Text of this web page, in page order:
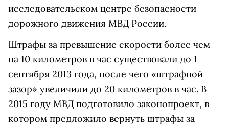
исследовательском центре безопасности
дорожного движения МВД России.
Штрафы за превышение скорости более чем
на 10 километров в час существовали до 1
сентября 2013 года, после чего «штрафной
зазор» увеличили до 20 километров в час. В
2015 году МВД подготовило законопроект, в
котором предложило вернуть штрафы за